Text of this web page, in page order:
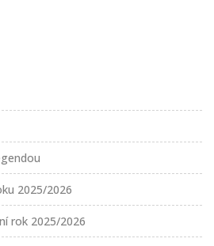
2025/2026
rok 2025/2026